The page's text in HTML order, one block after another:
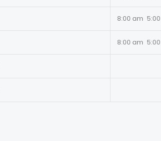
8:00 am
8:00 am